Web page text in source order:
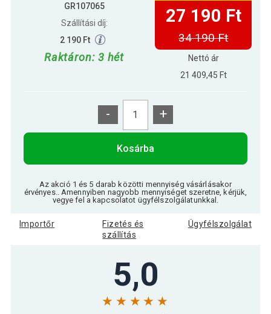
GR107065
Szállítási díj:
2 190 Ft
Raktáron: 3 hét
27 190 Ft
34 190 Ft
Nettó ár
21 409,45 Ft
- +
Kosárba
Az akció 1 és 5 darab közötti mennyiség vásárlásakor
érvényes.. Amennyiben nagyobb mennyiséget szeretne, kérjük,
vegye fel a kapcsolatot ügyfélszolgálatunkkal.
Importőr
Fizetés és
szállítás
Ügyfélszolgálat
5,0